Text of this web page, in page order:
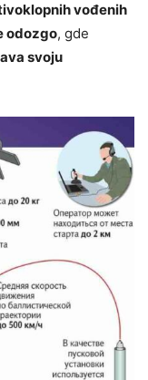
vođenih
odozgo, gde
svoju